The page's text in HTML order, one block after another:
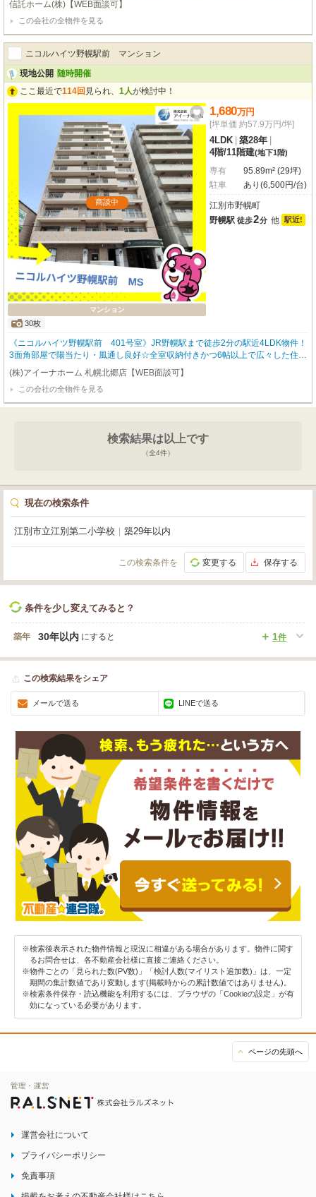
りません。火を使わない為、御年配の方や小さなお子様には特に安心です。ま
た、給湯機タンク内の水は災害時には生活用水として使用出来ますので、心強
いです。2Fのお部屋は3室なので、持て余すことも無く掃除もラクラク。これ
なら丁度良い、という方がきっといらっしゃるはずです。実際の空間を是非、
ご覧になって下さい！
信託ホーム(株)【WEB面談可】
この会社の全物件を見る
ニコルハイツ野幌駅前 マンション
現地公開 随時開催
ここ最近で114回 見られ、 1人が検討中！
商談中
マンション
30枚
1,680万円
[坪単価 約57.9万円/坪]
4LDK 築28年
4階/11階建(地下1階)
専有
95.89m² (29坪)
駐車
あり(6,500円/台)
江別市野幌町
野幌駅 徒歩2分 他 駅近!
《ニコルハイツ野幌駅前 401号室》JR野幌駅まで徒歩2分の駅近4LDK物件！
3面角部屋で陽当たり・風通し良好☆全室収納付きかつ6帖以上で広々した住環
境◎周辺施設も充実で生活に便利な好立地♪
(株)アイーナホーム 札幌北郷店【WEB面談可】
この会社の全物件を見る
検索結果は以上です
（全4件）
現在の検索条件
江別市立江別第二小学校 築29年以内
この検索条件を 変更する 保存する
条件を少し変えてみると？
築年 1件
30年以内 にすると
この検索結果をシェア
メールで送る LINEで送る
※検索後表示された物件情報と現況に相違がある場合があります。物件に関す
るお問合せは、各不動産会社様に直接ご連絡ください。
※物件ごとの「見られた数(PV数)」「検討人数(マイリスト追加数)」は、一定
期間の集計数値であり変動します(掲載時からの累計数値ではありません)。
※検索条件保存・読込機能を利用するには、ブラウザの「Cookieの設定」が有
効になっている必要があります。
ページの先頭へ
運営会社について
プライバシーポリシー
免責事項